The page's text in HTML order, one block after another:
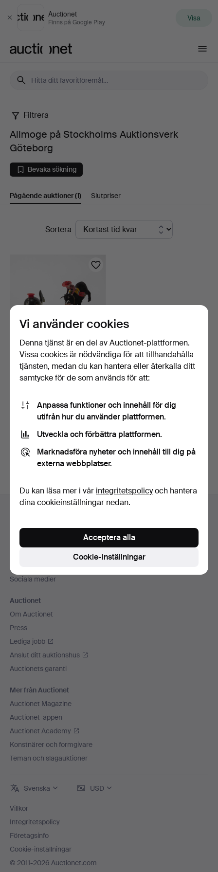
Stäng
Auctionet
Finns på Google Play Visa
Allmoge
på
Stockholms
Auktionsverk
Filtrera
Allmoge på Stockholms Auktionsverk
Göteborg
Bevaka sökning
Pågående auktioner(1) Slutpriser
PågåendeSortera
LINEMAR. "Bubbling Bull"
och "Bubbling Wha…
10 dagar
158 USD
Du kan också söka ivårt arkiv med avslutade auktioner
Sidfotsnavigation
Sociala medier
Auctionet
Om Auctionet
Press
Lediga jobb
Anslut ditt auktionshus
Auctionets garanti
Mer från Auctionet
Auctionet Magazine
Auctionet-appen
Auctionet Academy
Konstnärer och formgivare
Teman och slagauktioner
Svenska USD
Villkor
Integritetspolicy
Företagsinfo
Cookie-inställningar
© 2011-2026 Auctionet.com
Vi använder cookies
Denna tjänst är en del av Auctionet-plattformen.
Vissa cookies är nödvändiga för att tillhandahålla
tjänsten, medan du kan hantera eller återkalla ditt
samtycke för de som används för att:
Anpassa funktioner och innehåll för dig
utifrån hur du använder plattformen.
Utveckla och förbättra plattformen.
Marknadsföra nyheter och innehåll till dig på
externa webbplatser.
Du kan läsa mer i vår integritetspolicyoch hantera
dina cookieinställningar nedan.
Cookie-inställningar
Acceptera alla